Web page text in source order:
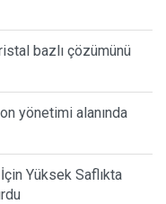
bazlı çözümünü
yönetimi alanında
Yüksek Saflıkta